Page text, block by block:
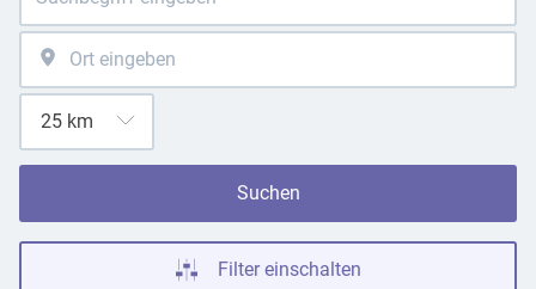
Suchen
Filter einschalten